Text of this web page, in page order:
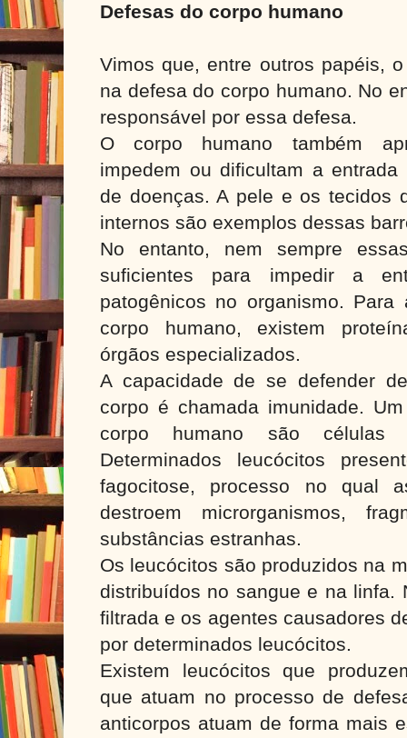
Defesas do corpo humano
Vimos que, entre outros papéis,
na defesa do corpo humano. No
responsável por essa defesa.
O corpo humano também
impedem ou dificultam a
de doenças. A pele e os tecidos
internos são exemplos dessas
No entanto, nem sempre
suficientes para impedir a
patogênicos no organismo.
corpo humano, existem
órgãos especializados.
A capacidade de se defender
corpo é chamada imunidade.
corpo humano são células
Determinados leucócitos
fagocitose, processo no qual
destroem microrganismos,
substâncias estranhas.
Os leucócitos são produzidos na
distribuídos no sangue e na linfa.
filtrada e os agentes causadores
por determinados leucócitos.
Existem leucócitos que
que atuam no processo de
anticorpos atuam de forma mais